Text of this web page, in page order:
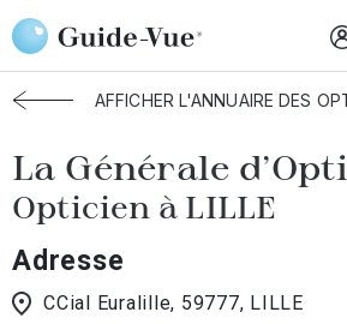
Aller au contenu principal
Accueil Choisir mon opticien La
AFFICHER L'ANNUAIRE DES
La Générale
Opticien à LILLE
Adresse
CCial Euralille, 59777, LILLE